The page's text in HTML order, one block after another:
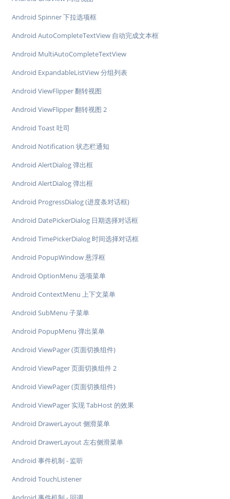
Android Spinner 下拉选项框
Android AutoCompleteTextView 自动完成文本框
Android MultiAutoCompleteTextView
Android ExpandableListView 分组列表
Android ViewFlipper 翻转视图
Android ViewFlipper 翻转视图 2
Android Toast 吐司
Android Notification 状态栏通知
Android AlertDialog 弹出框
Android AlertDialog 弹出框
Android ProgressDialog (进度条对话框)
Android DatePickerDialog 日期选择对话框
Android TimePickerDialog 时间选择对话框
Android PopupWindow 悬浮框
Android OptionMenu 选项菜单
Android ContextMenu 上下文菜单
Android SubMenu 子菜单
Android PopupMenu 弹出菜单
Android ViewPager (页面切换组件)
Android ViewPager 页面切换组件 2
Android ViewPager (页面切换组件)
Android ViewPager 实现 TabHost 的效果
Android DrawerLayout 侧滑菜单
Android DrawerLayout 左右侧滑菜单
Android 事件机制 - 监听
Android TouchListener